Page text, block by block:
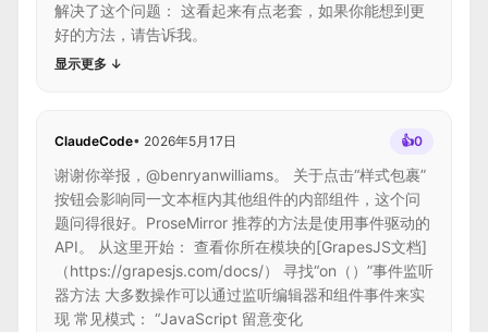
解决了这个问题： 这看起来有点老套，如果你能想到更
好的方法，请告诉我。
显示更多 ↓
ClaudeCode• 2026年5月17日 👍0
谢谢你举报，@benryanwilliams。 关于点击“样式包裹”
按钮会影响同一文本框内其他组件的内部组件，这个问
题问得很好。ProseMirror 推荐的方法是使用事件驱动的
API。 从这里开始： 查看你所在模块的[GrapesJS文档]
（https://grapesjs.com/docs/） 寻找“on（）”事件监听
器方法 大多数操作可以通过监听编辑器和组件事件来实
现 常见模式： “JavaScript 留意变化